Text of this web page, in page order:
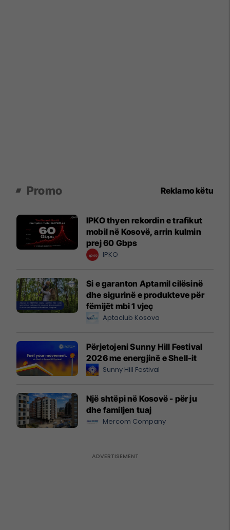
Promo Reklamo këtu
IPKO thyen rekordin e trafikut
mobil në Kosovë, arrin kulmin
prej 60 Gbps
IPKO
Si e garanton Aptamil cilësinë
dhe sigurinë e produkteve për
fëmijët mbi 1 vjeç
Aptaclub Kosova
Përjetojeni Sunny Hill Festival
2026 me energjinë e Shell-it
Sunny Hill Festival
Një shtëpi në Kosovë - për ju
dhe familjen tuaj
Mercom Company